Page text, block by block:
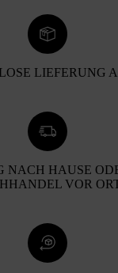
LIEFERUNG
NACH HAUSE
VOR